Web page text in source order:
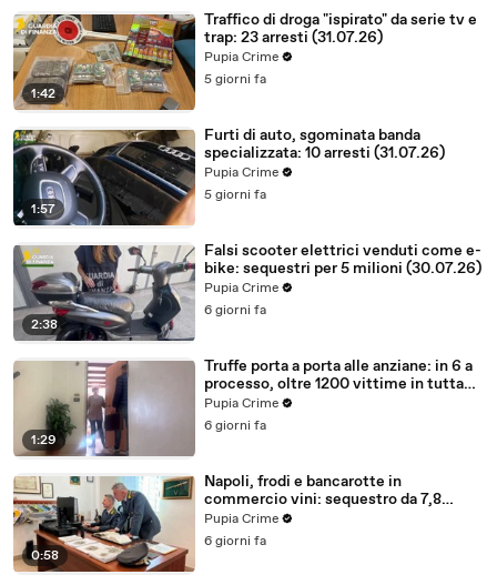
1:42
Traffico di droga "ispirato" da serie tv e
trap: 23 arresti (31.07.26)
Pupia Crime
5 giorni fa
1:57
Furti di auto, sgominata banda
specializzata: 10 arresti (31.07.26)
Pupia Crime
5 giorni fa
2:38
Falsi scooter elettrici venduti come e-
bike: sequestri per 5 milioni (30.07.26)
Pupia Crime
6 giorni fa
1:29
Truffe porta a porta alle anziane: in 6 a
processo, oltre 1200 vittime in tutta
Italia (30.07.26)
Pupia Crime
6 giorni fa
0:58
Napoli, frodi e bancarotte in
commercio vini: sequestro da 7,8
milioni (30.07.26)
Pupia Crime
6 giorni fa